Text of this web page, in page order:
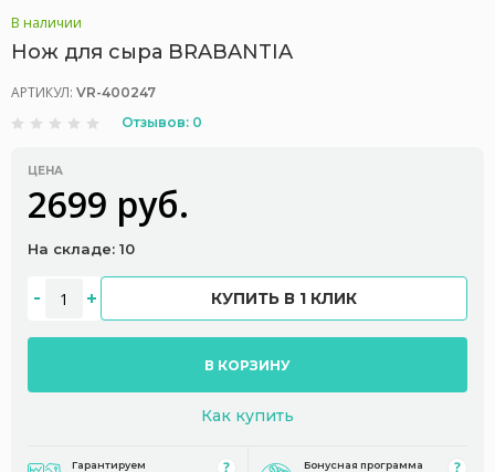
В наличии
Нож для сыра BRABANTIA
АРТИКУЛ: VR-400247
Отзывов: 0
ЦЕНА
2699 руб.
На складе: 10
КУПИТЬ В 1 КЛИК
В КОРЗИНУ
Как купить
Гарантируем
Бонусная программа